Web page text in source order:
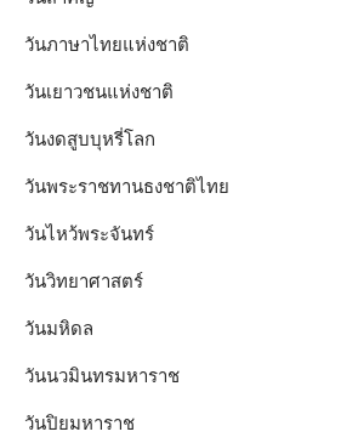
วันภาษาไทยแห่งชาติ
วันเยาวชนแห่งชาติ
วันงดสูบบุหรี่โลก
วันพระราชทานธงชาติไทย
วันไหว้พระจันทร์​
วันวิทยาศาสตร์
วันมหิดล
วันนวมินทรมหาราช
วันปิยมหาราช